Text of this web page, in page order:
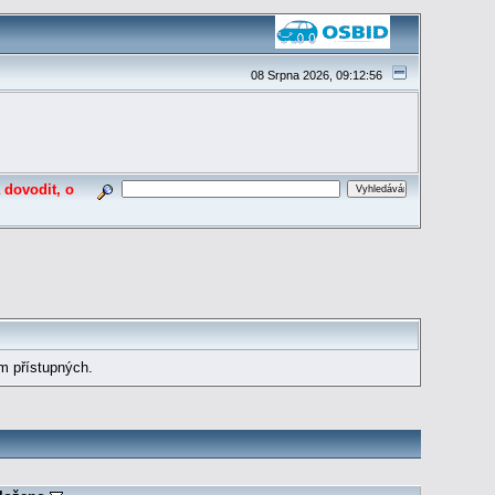
08 Srpna 2026, 09:12:56
dovodit, o
přístupných.